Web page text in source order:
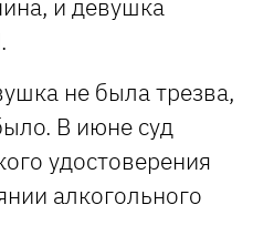
и девушка
не была трезва,
В июне суд
удостоверения
алкогольного